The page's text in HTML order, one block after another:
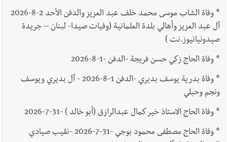
*
وفاة الشاب موسى محمد خلف عبد العزيز والدفن الأحد 2-8-2026
آل عبد العزيز وأهالي بلدة العلمانية (وفيات صيدا- لبنان – جريدة
صيدونيانيوز.نت )
*وفاة الحاج زكي حسن فريجة -الدفن -1-8-2026
*
وفاة بدرية يوسف بديري -الدفن 1-8-2026 - آل بديري ويوسف
ونجم وحبلي
*وفاة الحاج الاستاذ خير كمال عبدالرازق (أبو خالد ) -31-7-2026
*
وفاة الحاج مصطفى محمود بوجي -31-7-2026 -نقيب صيادي